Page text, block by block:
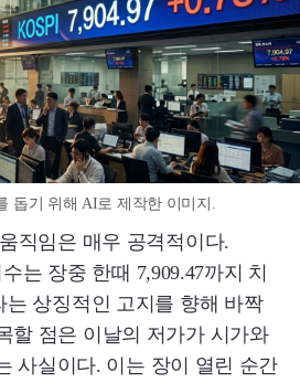
돕기 위해 AI로 제작한 이미지.
직임은 매우 공격적이다.
는 장중 한때 7,909.47까지 치
는 상징적인 고지를 향해 바짝
할 점은 이날의 저가가 시가와
사실이다. 이는 장이 열린 순간